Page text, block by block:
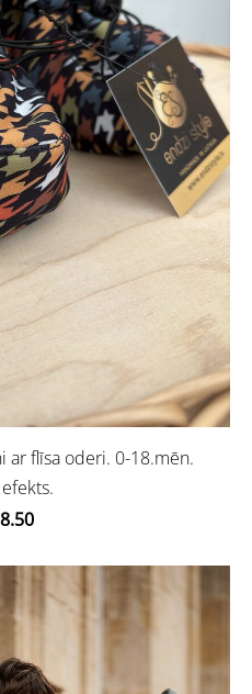
ar flīsa oderi. 0-18.mēn.